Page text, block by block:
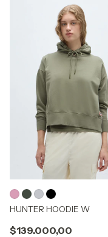
HUNTER HOODIE W
$139.000,00